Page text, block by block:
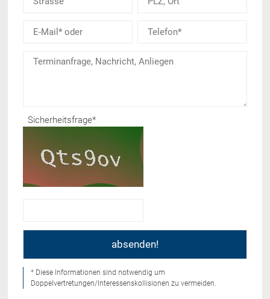
Sicherheitsfrage*
* Diese Informationen sind notwendig um
Doppelvertretungen/Interessenskollisionen zu vermeiden.